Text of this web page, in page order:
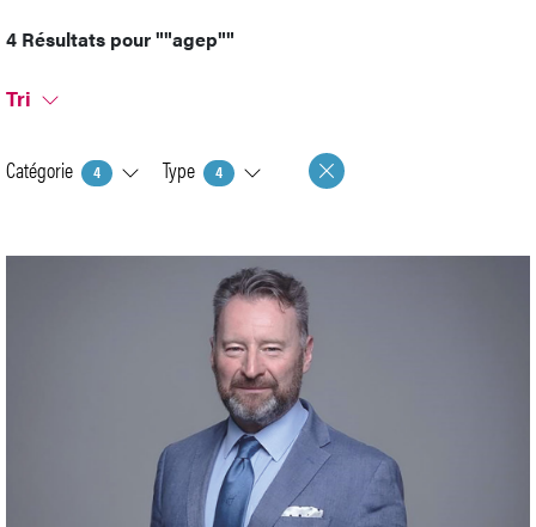
4 Résultats pour""agep""
Tri
Catégorie 4 Type 4